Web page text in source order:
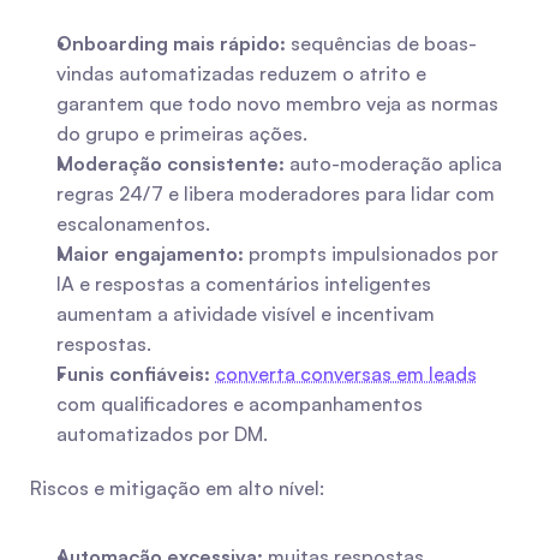
Onboarding mais rápido: sequências de boas-
vindas automatizadas reduzem o atrito e
garantem que todo novo membro veja as normas
do grupo e primeiras ações.
Moderação consistente: auto-moderação aplica
regras 24/7 e libera moderadores para lidar com
escalonamentos.
Maior engajamento: prompts impulsionados por
IA e respostas a comentários inteligentes
aumentam a atividade visível e incentivam
respostas.
Funis confiáveis: converta conversas em leads
com qualificadores e acompanhamentos
automatizados por DM.
Riscos e mitigação em alto nível: